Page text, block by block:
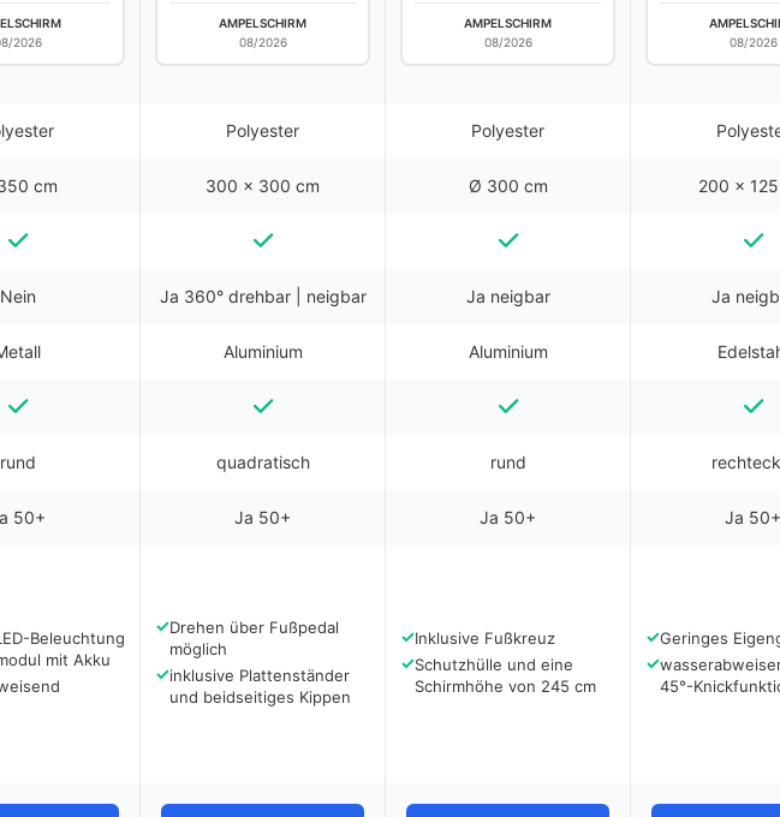
2026
AMPELSCHIRM
08/2026
AMPELSCHIRM
08/2026
08/2026
Polyester Polyester
cm 300 x 300 cm Ø 300 cm 200 x
Nein Ja 360° drehbar | neigbar Ja neigbar Ja
Aluminium Aluminium
rund quadratisch rund
50+ Ja 50+ Ja 50+ Ja 50+
Beleuchtung
mit Akku
✓Drehen über Fußpedal
möglich
✓inklusive Plattenständer
und beidseitiges Kippen
✓Inklusive Fußkreuz
✓Schutzhülle und eine
Schirmhöhe von 245 cm
✓Geringes
✓
45°-